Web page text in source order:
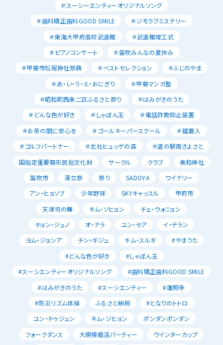
＃スーシーエンティーオリジナルソング
＃歯科矯正歯科GOOD SMILE
＃ジモラブミステリー
＃東海大甲府高校武道館
＃武道館竣工式
＃ピアノコンサート
＃笛吹みんなの夏休み
＃甲斐市松尾神社祭典
＃ベストセレクション
＃ふじのやま
＃あ・い・う・え・おにぎり
＃甲斐マンガ塾
＃昭和町西条二区ふるさと祭り
＃はみがきのうた
＃どんな色が好き
＃しゃぼん玉
＃電話詐欺抑止装置
＃お茶の間に安心を
＃ゴールキーパースクール
＃蹴農人
＃ゴルフパートナー
＃北杜ヒュッゲの森
＃道の駅南きよさと
国指定重要無形民俗文化財
サークル クラブ
美和神社
笛吹市
湯立祭 祭り SADOYA
ワイナリー
アン・ヒョソブ
少年野球 SKYキャッスル
甲府市
天津司の舞
キム・ソヒョン
チェ・ウォニョン
チョン・ジュノ
オ・ナラ ユン・セア
イ・テラン
ヨム・ジョンア
チン・ギジュ キム・スルギ
#やまうた
#どんな色が好き
#しゃぼん玉
#スーシエンティーオリジナルソング
#歯科矯正歯科GOOD SMILE
#はみがきのうた
#スーシエンティー
#蓮照寺
#防災リズム体操
ふるさと納税
#となりのトトロ
ユン・ドゥジュン
キム・ジヒョン
ポンダンポンダン
フォークダンス
大規模婚活パーティー
ウインターカップ